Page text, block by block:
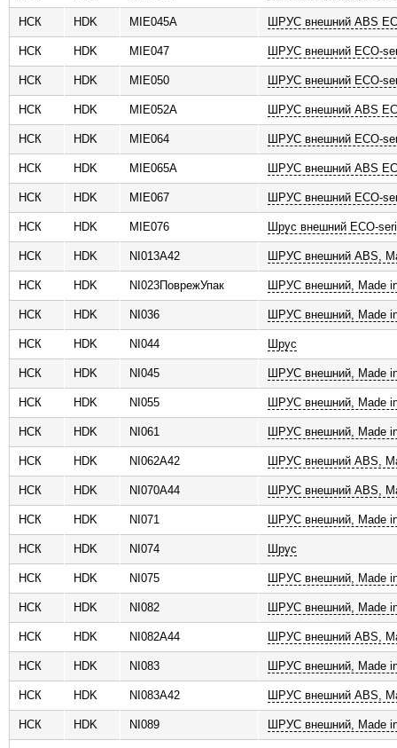
НСК HDK MIE045A ШРУС внешний ABS
НСК HDK MIE047 ШРУС внешний ECO-
НСК HDK MIE050 ШРУС внешний ECO-
НСК HDK MIE052A ШРУС внешний ABS
НСК HDK MIE064 ШРУС внешний ECO-
НСК HDK MIE065A ШРУС внешний ABS
НСК HDK MIE067 ШРУС внешний ECO-
НСК HDK MIE076 Шрус внешний ECO-
НСК HDK NI013A42 ШРУС внешний ABS,
НСК HDK NI023ПоврежУпак ШРУС внешний, Made
НСК HDK NI036 ШРУС внешний, Made
НСК HDK NI044 Шрус
НСК HDK NI045 ШРУС внешний, Made
НСК HDK NI055 ШРУС внешний, Made
НСК HDK NI061 ШРУС внешний, Made
НСК HDK NI062A42 ШРУС внешний ABS,
НСК HDK NI070A44 ШРУС внешний ABS,
НСК HDK NI071 ШРУС внешний, Made
НСК HDK NI074 Шрус
НСК HDK NI075 ШРУС внешний, Made
НСК HDK NI082 ШРУС внешний, Made
НСК HDK NI082A44 ШРУС внешний ABS,
НСК HDK NI083 ШРУС внешний, Made
НСК HDK NI083A42 ШРУС внешний ABS,
НСК HDK NI089 ШРУС внешний, Made